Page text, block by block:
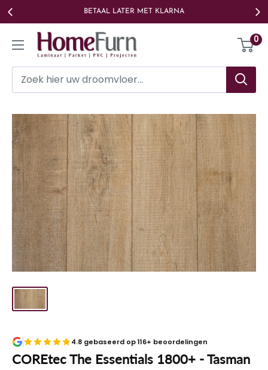
Ga
naar
BETAAL LATER MET KLARNA
Homefurn 0
4.8 gebaseerd op 116+ beoordelingen
COREtec The Essentials 1800+ - Tasman